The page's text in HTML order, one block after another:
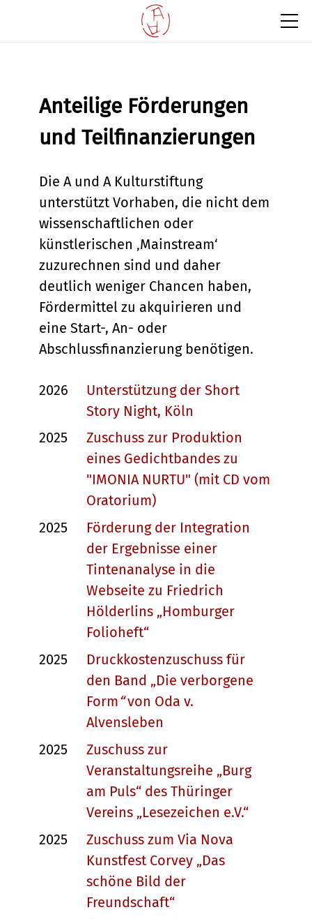
Anteilige Förderungen
und Teilfinanzierungen
Die A und A Kulturstiftung
unterstützt Vorhaben, die nicht dem
wissenschaftlichen oder
künstlerischen ‚Mainstream‘
zuzurechnen sind und daher
deutlich weniger Chancen haben,
Fördermittel zu akquirieren und
eine Start-, An- oder
Abschlussfinanzierung benötigen.
2026
Unterstützung der Short
Story Night, Köln
2025
Zuschuss zur Produktion
eines Gedichtbandes zu
"IMONIA NURTU" (mit CD vom
Oratorium)
2025
Förderung der Integration
der Ergebnisse einer
Tintenanalyse in die
Webseite zu Friedrich
Hölderlins „Homburger
Folioheft“
2025
Druckkostenzuschuss für
den Band „Die verborgene
Form“von Oda v.
Alvensleben
2025
Zuschuss zur
Veranstaltungsreihe „Burg
am Puls“ des Thüringer
Vereins „Lesezeichen e.V.“
2025
Zuschuss zum Via Nova
Kunstfest Corvey „Das
schöne Bild der
Freundschaft“